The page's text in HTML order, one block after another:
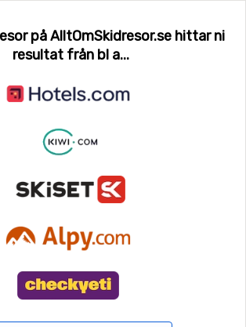
på AlltOmSkidresor.se hittar ni
resultat från bl a...